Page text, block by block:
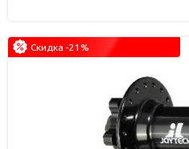
Скидка -21%